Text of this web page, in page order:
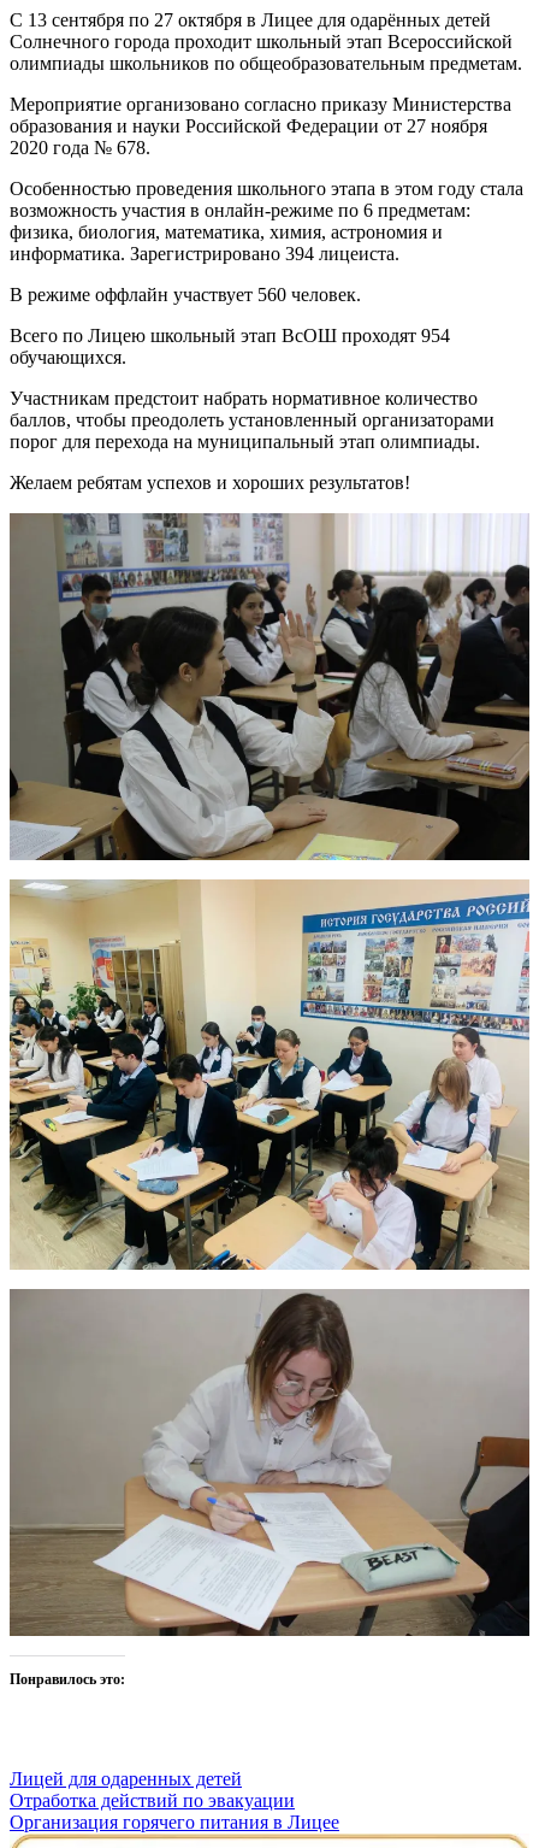
С 13 сентября по 27 октября в Лицее для одарённых детей
Солнечного города проходит школьный этап Всероссийской
олимпиады школьников по общеобразовательным предметам.
Мероприятие организовано согласно приказу Министерства
образования и науки Российской Федерации от 27 ноября
2020 года № 678.
Особенностью проведения школьного этапа в этом году стала
возможность участия в онлайн-режиме по 6 предметам:
физика, биология, математика, химия, астрономия и
информатика. Зарегистрировано 394 лицеиста.
В режиме оффлайн участвует 560 человек.
Всего по Лицею школьный этап ВсОШ проходят 954
обучающихся.
Участникам предстоит набрать нормативное количество
баллов, чтобы преодолеть установленный организаторами
порог для перехода на муниципальный этап олимпиады.
Желаем ребятам успехов и хороших результатов!
Понравилось это:
Лицей для одаренных детей
Навигация
по
Отработка действий по эвакуации
Организация горячего питания в Лицее